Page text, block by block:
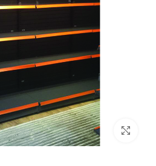
Click to enlarge